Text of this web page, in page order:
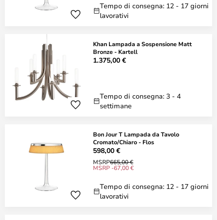
Tempo di consegna: 12 - 17 giorni
lavorativi
Khan Lampada a Sospensione Matt
Bronze - Kartell
1.375,00 €
Tempo di consegna: 3 - 4
settimane
Bon Jour T Lampada da Tavolo
Cromato/Chiaro - Flos
598,00 €
MSRP665,00 €
MSRP -67,00 €
Tempo di consegna: 12 - 17 giorni
lavorativi